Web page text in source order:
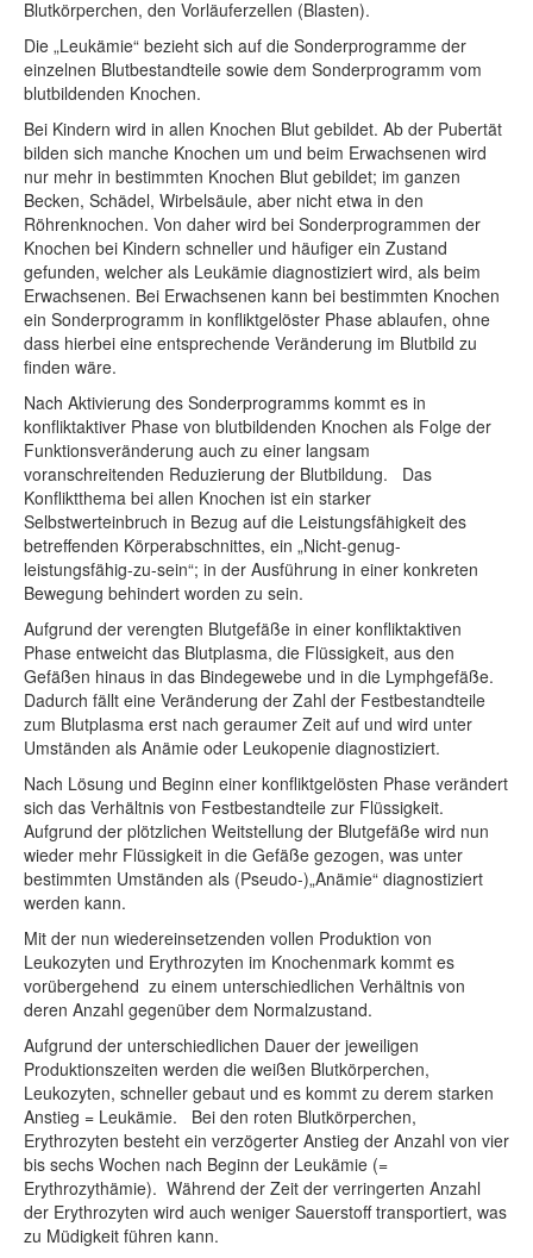
Blutkörperchen, den Vorläuferzellen (Blasten).
Die „Leukämie“ bezieht sich auf die Sonderprogramme der
einzelnen Blutbestandteile sowie dem Sonderprogramm vom
blutbildenden Knochen.
Bei Kindern wird in allen Knochen Blut gebildet. Ab der Pubertät
bilden sich manche Knochen um und beim Erwachsenen wird
nur mehr in bestimmten Knochen Blut gebildet; im ganzen
Becken, Schädel, Wirbelsäule, aber nicht etwa in den
Röhrenknochen. Von daher wird bei Sonderprogrammen der
Knochen bei Kindern schneller und häufiger ein Zustand
gefunden, welcher als Leukämie diagnostiziert wird, als beim
Erwachsenen. Bei Erwachsenen kann bei bestimmten Knochen
ein Sonderprogramm in konfliktgelöster Phase ablaufen, ohne
dass hierbei eine entsprechende Veränderung im Blutbild zu
finden wäre.
Nach Aktivierung des Sonderprogramms kommt es in
konfliktaktiver Phase von blutbildenden Knochen als Folge der
Funktionsveränderung auch zu einer langsam
voranschreitenden Reduzierung der Blutbildung. Das
Konfliktthema bei allen Knochen ist ein starker
Selbstwerteinbruch in Bezug auf die Leistungsfähigkeit des
betreffenden Körperabschnittes, ein „Nicht-genug-
leistungsfähig-zu-sein“; in der Ausführung in einer konkreten
Bewegung behindert worden zu sein.
Aufgrund der verengten Blutgefäße in einer konfliktaktiven
Phase entweicht das Blutplasma, die Flüssigkeit, aus den
Gefäßen hinaus in das Bindegewebe und in die Lymphgefäße.
Dadurch fällt eine Veränderung der Zahl der Festbestandteile
zum Blutplasma erst nach geraumer Zeit auf und wird unter
Umständen als Anämie oder Leukopenie diagnostiziert.
Nach Lösung und Beginn einer konfliktgelösten Phase verändert
sich das Verhältnis von Festbestandteile zur Flüssigkeit.
Aufgrund der plötzlichen Weitstellung der Blutgefäße wird nun
wieder mehr Flüssigkeit in die Gefäße gezogen, was unter
bestimmten Umständen als (Pseudo-)„Anämie“ diagnostiziert
werden kann.
Mit der nun wiedereinsetzenden vollen Produktion von
Leukozyten und Erythrozyten im Knochenmark kommt es
vorübergehend zu einem unterschiedlichen Verhältnis von
deren Anzahl gegenüber dem Normalzustand.
Aufgrund der unterschiedlichen Dauer der jeweiligen
Produktionszeiten werden die weißen Blutkörperchen,
Leukozyten, schneller gebaut und es kommt zu derem starken
Anstieg = Leukämie. Bei den roten Blutkörperchen,
Erythrozyten besteht ein verzögerter Anstieg der Anzahl von vier
bis sechs Wochen nach Beginn der Leukämie (=
Erythrozythämie). Während der Zeit der verringerten Anzahl
der Erythrozyten wird auch weniger Sauerstoff transportiert, was
zu Müdigkeit führen kann.